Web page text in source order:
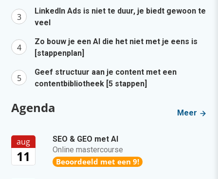
LinkedIn Ads is niet te duur, je biedt gewoon te
veel
Zo bouw je een AI die het niet met je eens is
[stappenplan]
Geef structuur aan je content met een
contentbibliotheek [5 stappen]
Agenda Meer
aug
11
SEO & GEO met AI
Online mastercourse
Beoordeeld met een 9!